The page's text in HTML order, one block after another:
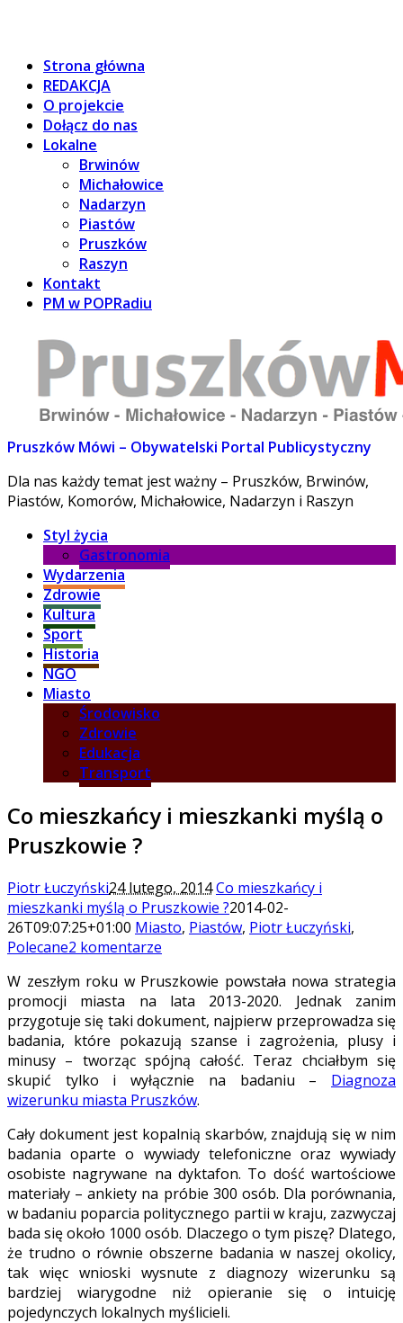
Strona główna
REDAKCJA
O projekcie
Dołącz do nas
Lokalne
Brwinów
Michałowice
Nadarzyn
Piastów
Pruszków
Raszyn
Kontakt
PM w POPRadiu
Pruszków Mówi – Obywatelski Portal Publicystyczny
Dla nas każdy temat jest ważny – Pruszków, Brwinów,
Piastów, Komorów, Michałowice, Nadarzyn i Raszyn
Styl życia
Gastronomia
Wydarzenia
Zdrowie
Kultura
Sport
Historia
NGO
Miasto
Środowisko
Zdrowie
Edukacja
Transport
Co mieszkańcy i mieszkanki myślą o
Pruszkowie ?
Piotr Łuczyński24 lutego, 2014Co mieszkańcy i
mieszkanki myślą o Pruszkowie ?2014-02-
26T09:07:25+01:00 Miasto, Piastów, Piotr Łuczyński,
Polecane2 komentarze
W zeszłym roku w Pruszkowie powstała nowa strategia
promocji miasta na lata 2013-2020. Jednak zanim
przygotuje się taki dokument, najpierw przeprowadza się
badania, które pokazują szanse i zagrożenia, plusy i
minusy – tworząc spójną całość. Teraz chciałbym się
skupić tylko i wyłącznie na badaniu – Diagnoza
wizerunku miasta Pruszków.
Cały dokument jest kopalnią skarbów, znajdują się w nim
badania oparte o wywiady telefoniczne oraz wywiady
osobiste nagrywane na dyktafon. To dość wartościowe
materiały – ankiety na próbie 300 osób. Dla porównania,
w badaniu poparcia politycznego partii w kraju, zazwyczaj
bada się około 1000 osób. Dlaczego o tym piszę? Dlatego,
że trudno o równie obszerne badania w naszej okolicy,
tak więc wnioski wysnute z diagnozy wizerunku są
bardziej wiarygodne niż opieranie się o intuicję
pojedynczych lokalnych myślicieli.